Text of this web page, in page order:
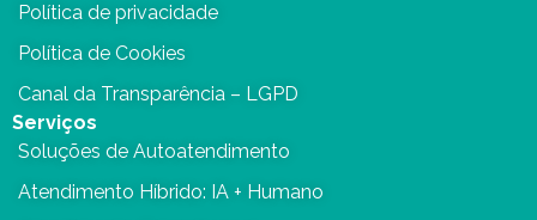
Política de privacidade
Política de Cookies
Canal da Transparência – LGPD
Serviços
Soluções de Autoatendimento
Atendimento Híbrido: IA + Humano